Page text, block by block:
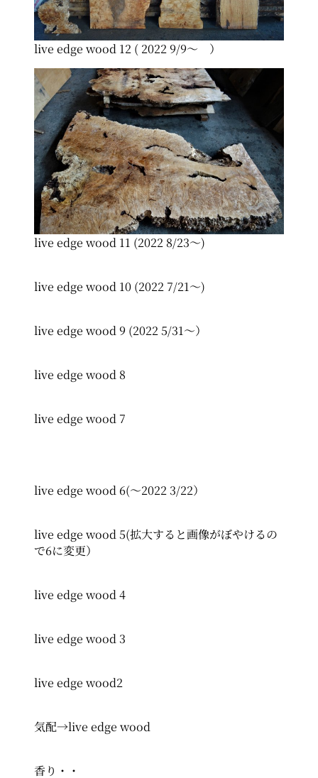
live edge wood 12 ( 2022 9/9～ ）
live edge wood 11 (2022 8/23～)
live edge wood 10 (2022 7/21～)
live edge wood 9 (2022 5/31～）
live edge wood 8
live edge wood 7
live edge wood 6(～2022 3/22）
live edge wood 5(拡大すると画像がぼやけるの
で6に変更）
live edge wood 4
live edge wood 3
live edge wood2
気配→live edge wood
香り・・